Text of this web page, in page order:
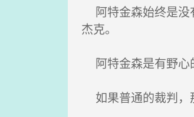
阿特金森始终是没
杰克。
阿特金森是有野心
如果普通的裁判，